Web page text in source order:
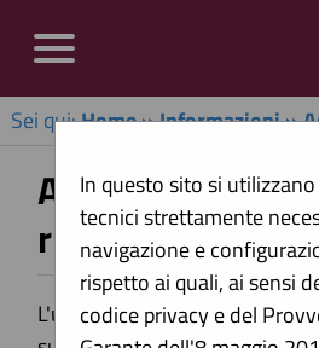
Sei qui:Home»Informazioni»
In questo sito si
tecnici strettamente
navigazione e
rispetto ai quali, ai sensi
codice privacy e del
Accesso e
riservata
L'utilizzo della piattaforma